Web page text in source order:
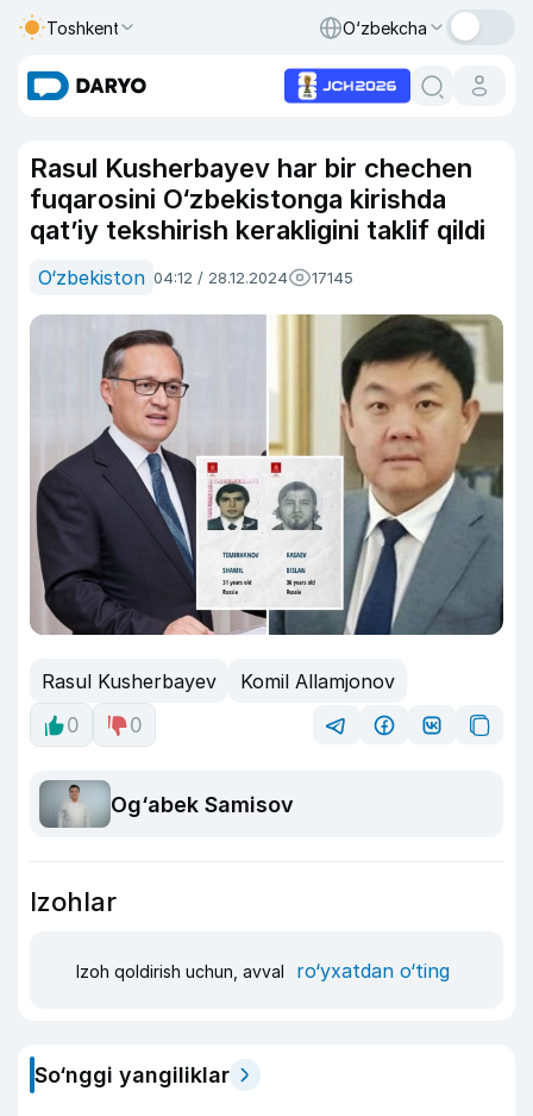
Toshkent O‘zbekcha
Rasul Kusherbayev har bir chechen
fuqarosini O‘zbekistonga kirishda
qat’iy tekshirish kerakligini taklif qildi
O‘zbekiston 04:12 / 28.12.2024 17145
Rasul Kusherbayev
Komil Allamjonov
0
0
Og‘abek Samisov
Izohlar
Izoh qoldirish uchun, avval ro‘yxatdan o‘ting
So‘nggi yangiliklar